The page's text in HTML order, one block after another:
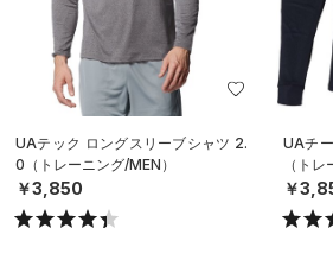
UAテック ロングスリーブシャツ 2.
0（トレーニング/MEN）
￥3,850
UAチ
（ト
￥